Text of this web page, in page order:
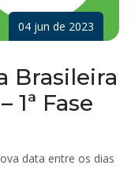
04 jun de 2023
Brasileira
1ª Fase
data entre os dias